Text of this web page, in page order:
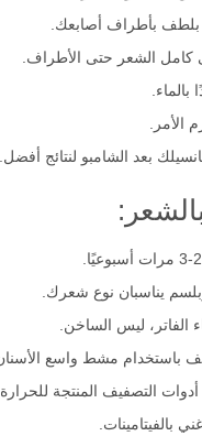
بأطراف أصابعك.
كامل الشعر حتى الأطراف.
الأمر.
بعد الشامبو لنتائج أفضل.
يناسبان نوع شعرك.
الفاتر، ليس الساخن.
باستخدام مشط واسع
التصفيف المنتجة
بالفيتامينات.